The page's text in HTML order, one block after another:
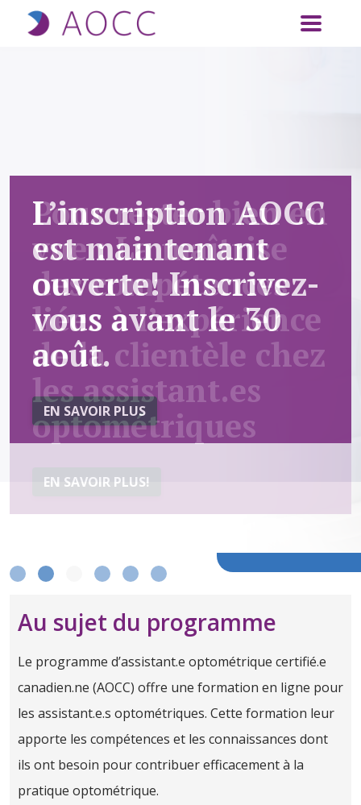
Aller au contenu principal
Pour rester bien en
vue : La maîtrise
des compétences
liées à l’expérience
de la clientèle chez
les assistant.es
optométriques
EN SAVOIR PLUS!
Au sujet du programme
Le programme d’assistant.e optométrique certifié.e
canadien.ne (AOCC) offre une formation en ligne pour
les assistant.e.s optométriques. Cette formation leur
apporte les compétences et les connaissances dont
ils ont besoin pour contribuer efficacement à la
pratique optométrique.